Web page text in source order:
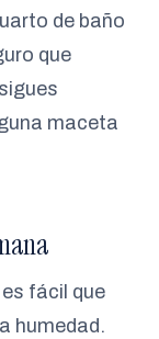
de baño
que
maceta
fácil que
humedad.